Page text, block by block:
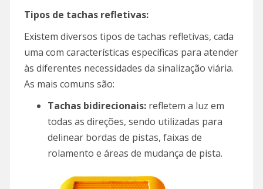
Tipos de tachas refletivas:
Existem diversos tipos de tachas refletivas, cada
uma com características específicas para atender
às diferentes necessidades da sinalização viária.
As mais comuns são:
Tachas bidirecionais: refletem a luz em
todas as direções, sendo utilizadas para
delinear bordas de pistas, faixas de
rolamento e áreas de mudança de pista.